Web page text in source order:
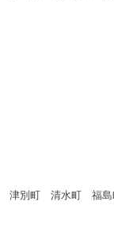
津別町 清水町 福島